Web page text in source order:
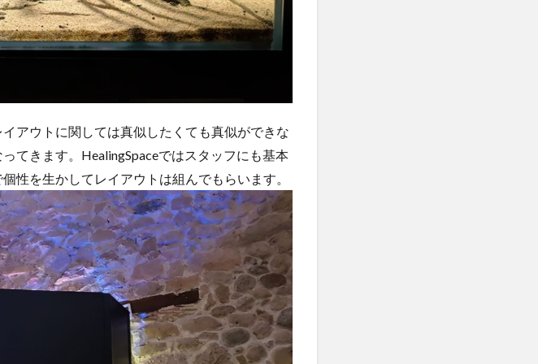
アウトに関しては真似したくても真似ができな
てきます。HealingSpaceではスタッフにも基本
性を生かしてレイアウトは組んでもらいます。